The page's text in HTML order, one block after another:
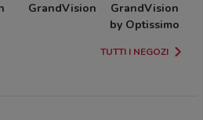
GrandVision
GrandVision
by Optissimo
TUTTI I NEGOZI